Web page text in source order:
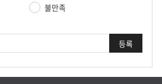
불만족